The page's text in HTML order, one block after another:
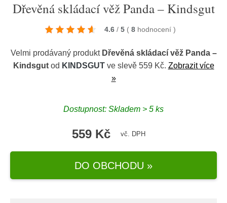
Dřevěná skládací věž Panda – Kindsgut
4.6 / 5 ( 8 hodnocení )
Velmi prodávaný produkt Dřevěná skládací věž Panda –
Kindsgutod KINDSGUTve slevě 559 Kč. Zobrazit více
»
Dostupnost: Skladem > 5 ks
559 Kč vč. DPH
DO OBCHODU »